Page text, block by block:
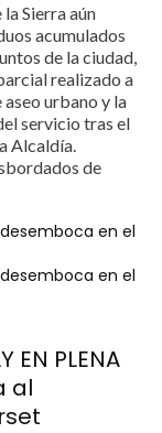
Sierra aún
acumulados
de la ciudad,
realizado a
aseo urbano y la
servicio tras el
Alcaldía.
de
en el
en el
EN PLENA
al